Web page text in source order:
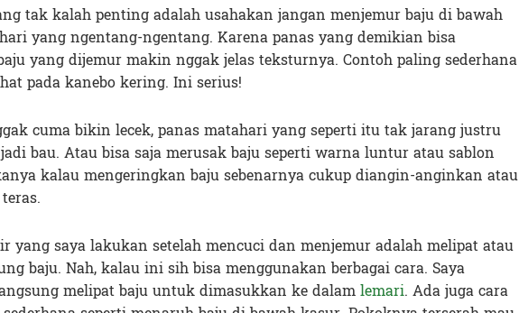
tak kalah penting adalah usahakan jangan menjemur baju di bawah
yang ngentang-ngentang. Karena panas yang demikian bisa
yang dijemur makin nggak jelas teksturnya. Contoh paling sederhana
pada kanebo kering. Ini serius!
cuma bikin lecek, panas matahari yang seperti itu tak jarang justru
bau. Atau bisa saja merusak baju seperti warna luntur atau sablon
kalau mengeringkan baju sebenarnya cukup diangin-anginkan atau
yang saya lakukan setelah mencuci dan menjemur adalah melipat atau
baju. Nah, kalau ini sih bisa menggunakan berbagai cara. Saya
melipat baju untuk dimasukkan ke dalamlemari. Ada juga cara